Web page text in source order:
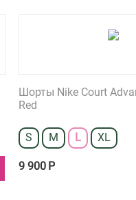
Шорты Nike Court
Red
S M L XL
9 900 Р